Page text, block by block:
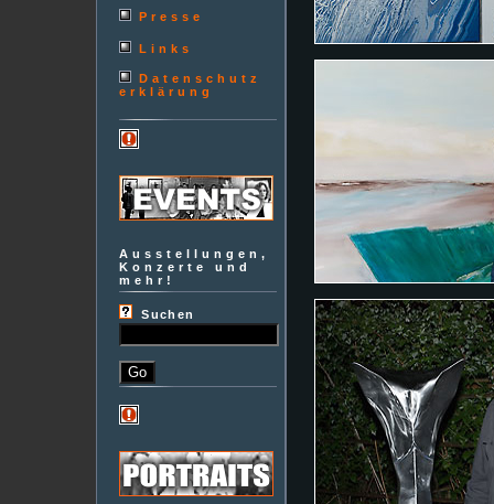
Presse
Links
Datenschutz
erklärung
Ausstellungen,
Konzerte und
mehr!
Suchen